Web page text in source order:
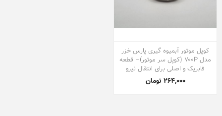
کوپل موتور آبمیوه گیری پارس خزر
مدل ۷۰۰P (کوپل سر موتور)– قطعه
فابریک و اصلی برای انتقال نیرو
264,000 تومان